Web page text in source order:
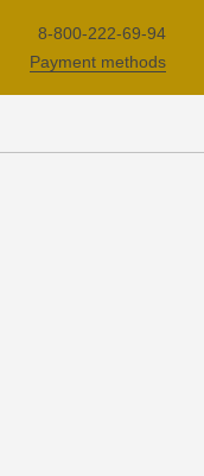
Payment methods
8-800-222-69-94